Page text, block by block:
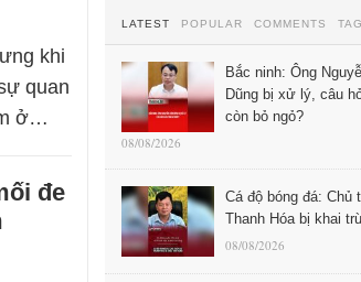
khi
quan
ở…
đe
LATEST POPULAR COMMENTS
Bắc ninh: Ông
Dũng bị xử lý, câu
còn bỏ ngỏ?
08/08/2026
Cá độ bóng đá: Chủ
Thanh Hóa bị khai
08/08/2026